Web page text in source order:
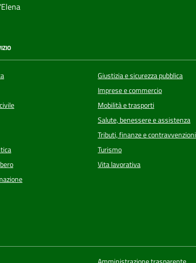
Giustizia e sicurezza pubblica
Imprese e commercio
Mobilità e trasporti
Salute, benessere e assistenza
Tributi, finanze e contravvenzioni
Turismo
Vita lavorativa